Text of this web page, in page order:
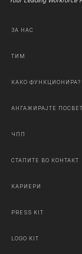
ЗА НАС
ТИМ
КАКО ФУНКЦИОНИРА?
АНГАЖИРАЈТЕ
ЧПП
СТАПИТЕ ВО КОНТАКТ
КАРИЕРИ
PRESS KIT
LOGO KIT